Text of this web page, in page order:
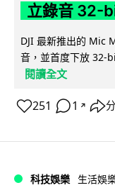
立錄音 32-
DJI 最新推出的 Mic
音，並首度下放 32-
閱讀全文
251 1 ↗
科技娛樂 生活娛